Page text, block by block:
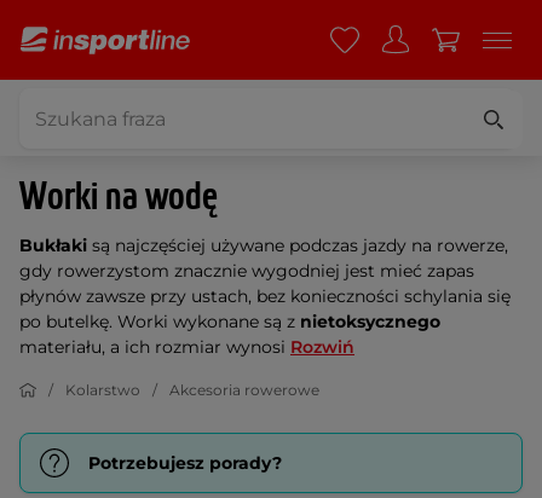
Worki na wodę
Bukłaki są najczęściej używane podczas jazdy na rowerze,
gdy rowerzystom znacznie wygodniej jest mieć zapas
płynów zawsze przy ustach, bez konieczności schylania się
po butelkę. Worki wykonane są z nietoksycznego
materiału, a ich rozmiar wynosi Rozwiń
Kolarstwo Akcesoria rowerowe
Potrzebujesz porady?